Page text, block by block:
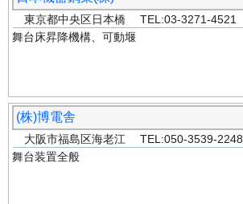
東京都中央区日本橋 TEL:03-3271-4521
舞台床昇降機構、可動堰
(株)博電舎
大阪市福島区海老江 TEL:050-3539-2248
舞台装置全般